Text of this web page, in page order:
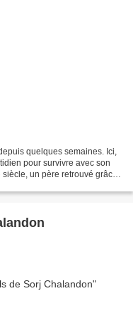
quelques semaines. Ici,
pour survivre avec son
un père retrouvé grâce